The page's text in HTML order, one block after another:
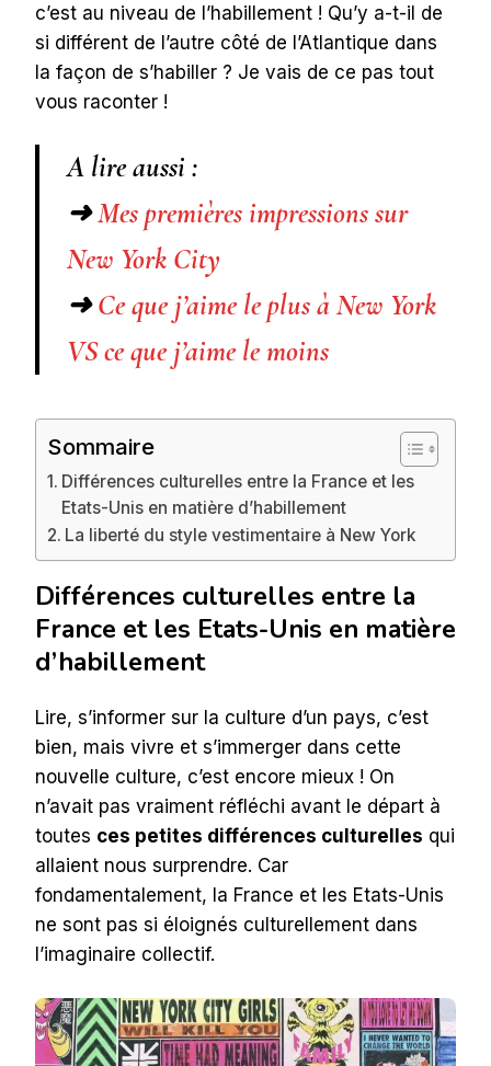
c’est au niveau de l’habillement ! Qu’y a-t-il de
si différent de l’autre côté de l’Atlantique dans
la façon de s’habiller ? Je vais de ce pas tout
vous raconter !
A lire aussi :
➜Mes premières impressions sur
New York City
➜Ce que j’aime le plus à New York
VS ce que j’aime le moins
Sommaire
Différences culturelles entre la France et les
Etats-Unis en matière d’habillement
La liberté du style vestimentaire à New York
Différences culturelles entre la
France et les Etats-Unis en matière
d’habillement
Lire, s’informer sur la culture d’un pays, c’est
bien, mais vivre et s’immerger dans cette
nouvelle culture, c’est encore mieux ! On
n’avait pas vraiment réfléchi avant le départ à
toutes ces petites différences culturelles qui
allaient nous surprendre. Car
fondamentalement, la France et les Etats-Unis
ne sont pas si éloignés culturellement dans
l’imaginaire collectif.